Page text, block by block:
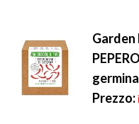
Garden
Prezzo: